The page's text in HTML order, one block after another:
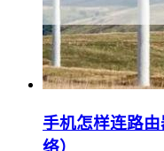
手机怎样连路
络）